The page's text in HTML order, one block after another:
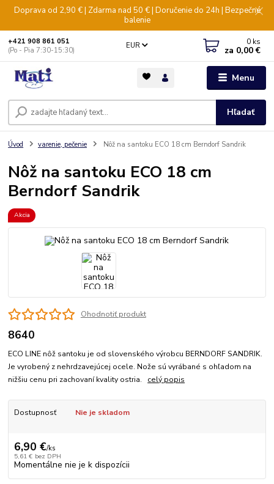
Doprava od 2,90 € | Zdarma nad 50 € | Doručenie do 24h | Bezpečné
balenie
Menu
EUR
Hľadať
+421 908 861 051
(Po - Pia 7:30-15:30)
0 ks
za 0,00 €
Úvod varenie, pečenie Nôž na santoku ECO 18 cm Berndorf Sandrik
Nôž na santoku ECO 18 cm
Berndorf Sandrik
Akcia
Ohodnotiť produkt
8640
ECO LINE nôž santoku je od slovenského výrobcu BERNDORF SANDRIK.
Je vyrobený z nehrdzavejúcej ocele. Nože sú vyrábané s ohľadom na
nižšiu cenu pri zachovaní kvality ostria. celý popis
Dostupnosť Nie je skladom
6,90 €/ks
5,61 € bez DPH
Momentálne nie je k dispozícii